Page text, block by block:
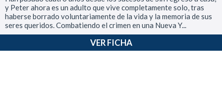
y Peter ahora es un adulto que vive completamente solo, tras
haberse borrado voluntariamente de la vida y la memoria de sus
seres queridos. Combatiendo el crimen en una Nueva Y...
VER FICHA